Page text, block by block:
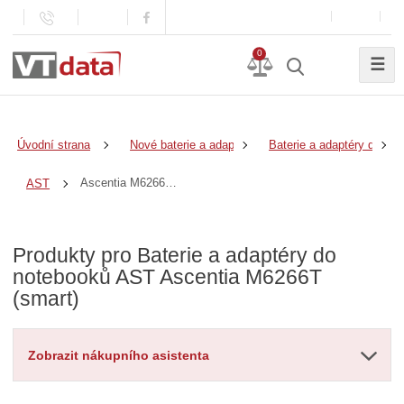
0
☰
Úvodní strana Nové baterie a adaptéry Baterie a adaptéry do
AST Ascentia M6266T (smart)
Produkty pro Baterie a adaptéry do
notebooků AST Ascentia M6266T
(smart)
Zobrazit nákupního asistenta